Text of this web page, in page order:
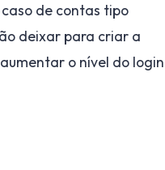
de contas tipo
deixar para criar a
o nível do login